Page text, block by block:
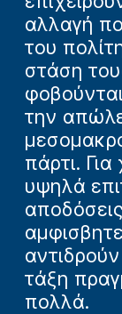
αλλαγή
του
στάση
την
πάρτι.
υψηλά
τάξη
πολλά.